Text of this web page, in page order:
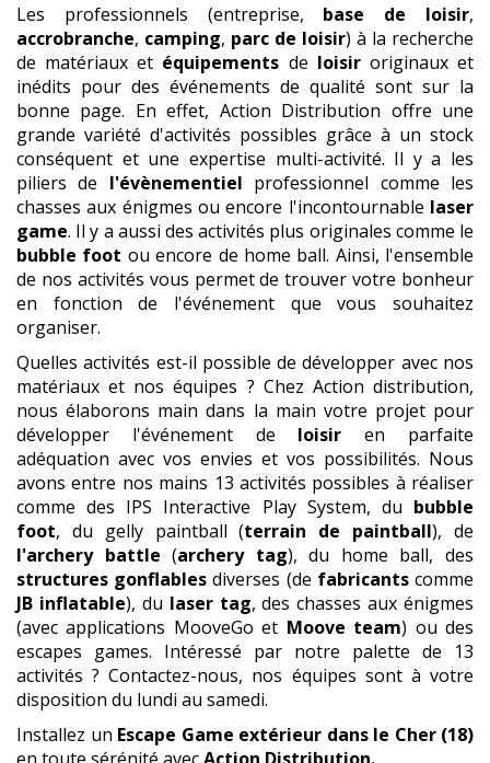
Les professionnels (entreprise, base de loisir,
accrobranche, camping, parc de loisir) à la recherche
de matériaux et équipements de loisiroriginaux et
inédits pour des événements de qualité sont sur la
bonne page. En effet, Action Distribution offre une
grande variété d'activités possibles grâce à un stock
conséquent et une expertise multi-activité. Il y a les
piliers de l'évènementiel professionnel comme les
chasses aux énigmes ou encore l'incontournable laser
game. Il y a aussi des activités plus originales comme le
bubble foot ou encore de home ball. Ainsi, l'ensemble
de nos activités vous permet de trouver votre bonheur
en fonction de l'événement que vous souhaitez
organiser.
Quelles activités est-il possible de développer avec nos
matériaux et nos équipes ? Chez Action distribution,
nous élaborons main dans la main votre projet pour
développer l'événement de loisir en parfaite
adéquation avec vos envies et vos possibilités. Nous
avons entre nos mains 13 activités possibles à réaliser
comme des IPS Interactive Play System, du bubble
foot, du gelly paintball (terrain de paintball), de
l'archery battle (archery tag), du home ball, des
structures gonflables diverses (de fabricantscomme
JB inflatable), du laser tag, des chasses aux énigmes
(avec applications MooveGo et Moove team) ou des
escapes games. Intéressé par notre palette de 13
activités ? Contactez-nous, nos équipes sont à votre
disposition du lundi au samedi.
Installez un Escape Game extérieur dans le Cher (18)